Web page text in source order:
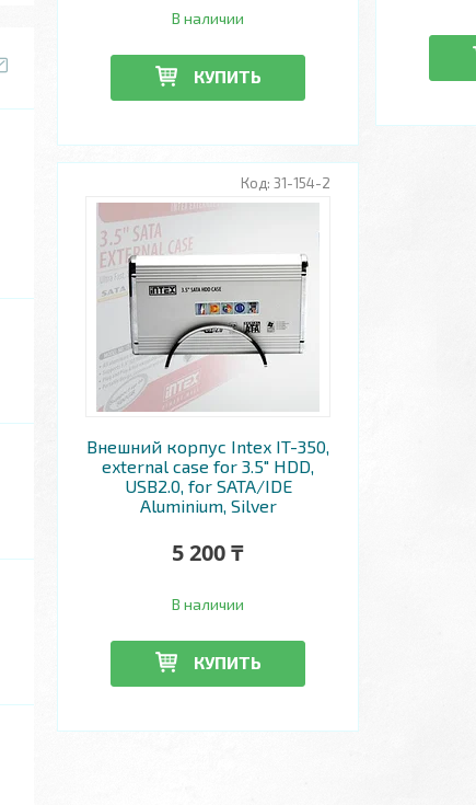
В наличии
КУПИТЬ
31-154-2
Внешний корпус Intex IT-350,
external case for 3.5" HDD,
USB2.0, for SATA/IDE
Aluminium, Silver
5 200 ₸
В наличии
КУПИТЬ